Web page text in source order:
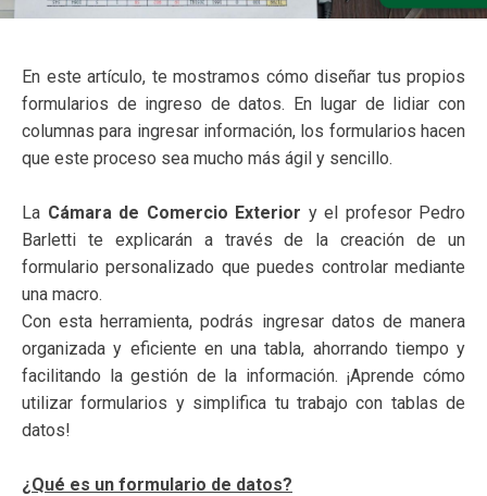
En este artículo, te mostramos cómo diseñar tus propios
formularios de ingreso de datos. En lugar de lidiar con
columnas para ingresar información, los formularios hacen
que este proceso sea mucho más ágil y sencillo.
La Cámara de Comercio Exterior y el profesor Pedro
Barletti te explicarán a través de la creación de un
formulario personalizado que puedes controlar mediante
una macro.
Con esta herramienta, podrás ingresar datos de manera
organizada y eficiente en una tabla, ahorrando tiempo y
facilitando la gestión de la información. ¡Aprende cómo
utilizar formularios y simplifica tu trabajo con tablas de
datos!
¿Qué es un formulario de datos?